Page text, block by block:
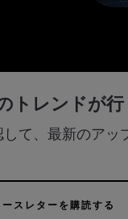
トレンドが行
て、最新のアッ
ースレターを購読する